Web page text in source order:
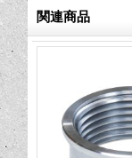
関連商品